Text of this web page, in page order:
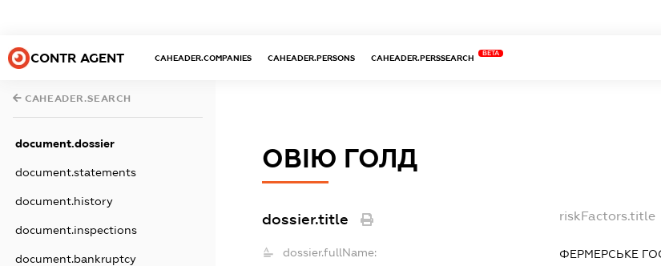
CONTR AGENT CAHEADER.COMPANIES CAHEADER.PERSONS CAHEADER.PERSSEARCH
BETA
CAHEADER.SEARCH
document.dossier
document.statements
document.history
document.inspections
document.bankruptcy
ОВІЮ ГОЛД
dossier.title riskFactors.title
dossier.fullName: ФЕРМЕРСЬКЕ